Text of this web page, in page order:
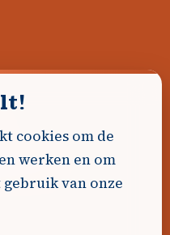
ons!
cookies om de
werken en om
van onze